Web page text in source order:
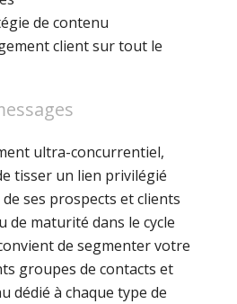
de contenu
client sur tout le
ultra-concurrentiel,
tisser un lien privilégié
ses prospects et clients
de maturité dans le cycle
de segmenter votre
groupes de contacts et
dédié à chaque type de